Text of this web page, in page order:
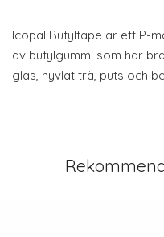
Icopal Butyltape är ett P-
av butylgummi som har
glas, hyvlat trä, puts och